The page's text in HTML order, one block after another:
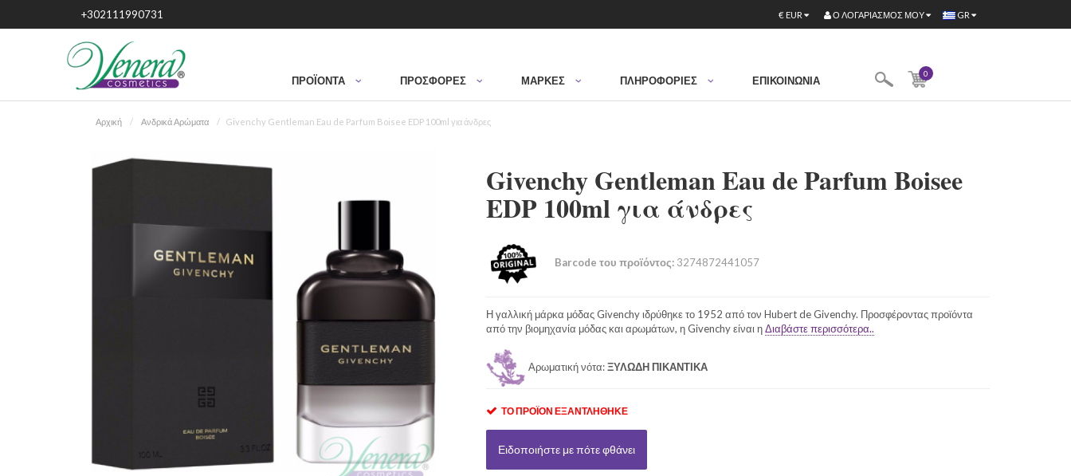
+302111990731 GR
€ EUR Ο ΛΟΓΑΡΙΑΣΜΌΣ ΜΟΥ
ΠΡΟΪΌΝΤΑ ΠΡΟΣΦΟΡΈΣ ΜΆΡΚΕΣ ΠΛΗΡΟΦΟΡΙΕΣ ΕΠΙΚΟΙΝΩΝΊΑ
0
Αρχική Ανδρικά Αρώματα Givenchy Gentleman Eau de Parfum Boisee EDP 100ml για άνδρες
Givenchy Gentleman Eau de Parfum Boisee
EDP 100ml για άνδρες
Barcode του προϊόντος:3274872441057
Η γαλλική μάρκα μόδας Givenchy ιδρύθηκε το 1952 από τον Hubert de Givenchy. Προσφέροντας προϊόντα
από την βιομηχανία μόδας και αρωμάτων, η Givenchy είναι ηΔιαβάστε περισσότερα..
Αρωματική νότα:ΞΥΛΩΔΗ ΠΙΚΑΝΤΙΚΑ
ΤΟ ΠΡΟΪΌΝ ΕΞΑΝΤΛΉΘΗΚΕ
Ειδοποιήστε με πότε φθάνει